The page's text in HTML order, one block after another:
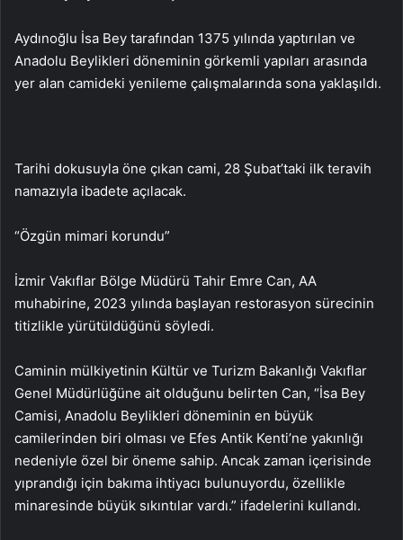
Aydınoğlu İsa Bey tarafından 1375 yılında yaptırılan ve
Anadolu Beylikleri döneminin görkemli yapıları arasında
yer alan camideki yenileme çalışmalarında sona yaklaşıldı.
Tarihi dokusuyla öne çıkan cami, 28 Şubat’taki ilk teravih
namazıyla ibadete açılacak.
“Özgün mimari korundu”
İzmir Vakıflar Bölge Müdürü Tahir Emre Can, AA
muhabirine, 2023 yılında başlayan restorasyon sürecinin
titizlikle yürütüldüğünü söyledi.
Caminin mülkiyetinin Kültür ve Turizm Bakanlığı Vakıflar
Genel Müdürlüğüne ait olduğunu belirten Can, “İsa Bey
Camisi, Anadolu Beylikleri döneminin en büyük
camilerinden biri olması ve Efes Antik Kenti’ne yakınlığı
nedeniyle özel bir öneme sahip. Ancak zaman içerisinde
yıprandığı için bakıma ihtiyacı bulunuyordu, özellikle
minaresinde büyük sıkıntılar vardı.” ifadelerini kullandı.